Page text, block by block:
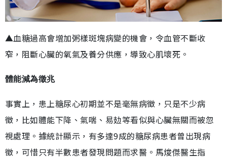
▲血糖過高會增加粥樣斑塊病變的機會，令血管不斷收
窄，阻斷心臟的氧氣及養分供應，導致心肌壞死。
體能減為徵兆
事實上，患上糖尿心初期並不是毫無病徵，只是不少病
徵，比如體能下降、氣喘、易攰等看似與心臟無關而被忽
視處理。據統計顯示，有多達9成的糖尿病患者曾出現病
徵，可惜只有半數患者發現問題而求醫。馬焌傑醫生指